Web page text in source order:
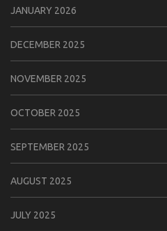
JANUARY 2026
DECEMBER 2025
NOVEMBER 2025
OCTOBER 2025
SEPTEMBER 2025
AUGUST 2025
JULY 2025